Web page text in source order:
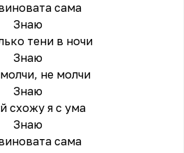
сама
Знаю
тени в ночи
Знаю
не молчи
Знаю
схожу я с ума
Знаю
сама